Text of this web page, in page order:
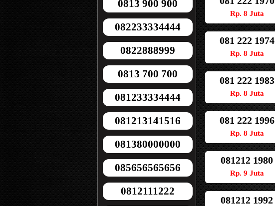
0813 900 900
082233334444
0822888999
0813 700 700
081233334444
081213141516
081380000000
085656565656
0812111222
Rp. 8 Juta
081 222 1974
Rp. 8 Juta
081 222 1983
Rp. 8 Juta
081 222 1996
Rp. 8 Juta
081212 1980
Rp. 9 Juta
081212 1992